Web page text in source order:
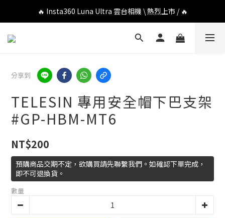
🔥 DJI OSMO POCKET 4P 口袋相機 \ 熱烈上市 / 🔥
🔥 Insta360 Luna Ultra 雲台相機 \ 熱烈上市 / 🔥
🔥 Insta360 GO Ultra Hello Kitty 聯名限定套裝 \ 時尚上市 / 🔥
分享到
TELESIN 專用安全帽下巴支架
#GP-HBM-MT6
NT$200
預購商品交期不定，欲購買請先聯繫我們。如確認下單完成，
即不可退換貨。
數量